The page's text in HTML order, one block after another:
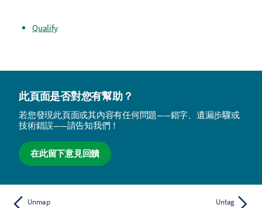
Qualify
此頁面是否對您有幫助？
若您發現此頁面或其內容有任何問題——錯字、遺漏步驟或
技術錯誤——請告知我們！
在此留下意見回饋
Unmap Untag